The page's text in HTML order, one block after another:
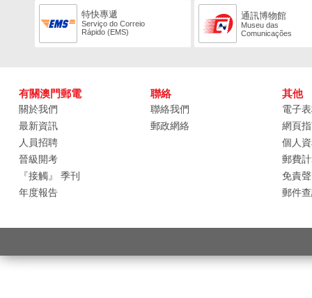
特快專遞
Serviço do Correio
Rápido (EMS)
通訊博物館
Museu das
Comunicações
有關澳門郵電
關於我們
最新資訊
人員招聘
晉級開考
『接觸』 季刊
年度報告
聯絡
聯絡我們
郵政網絡
其他
電子
網頁
個人
郵費
免責
郵件